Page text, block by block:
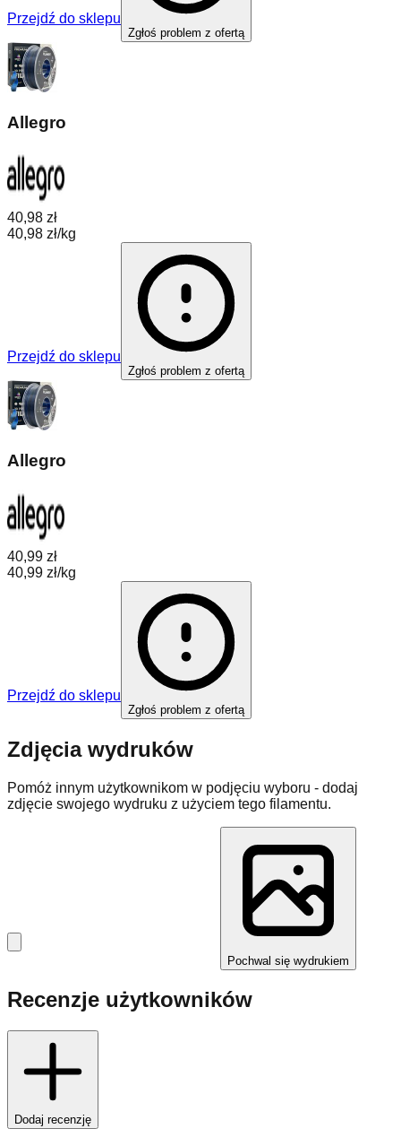
Przejdź do sklepu
Zgłoś problem z ofertą
Allegro
40,98 zł
40,98 zł/kg
Przejdź do sklepu
Zgłoś problem z ofertą
Allegro
40,99 zł
40,99 zł/kg
Przejdź do sklepu
Zgłoś problem z ofertą
Zdjęcia wydruków
Pomóż innym użytkownikom w podjęciu wyboru - dodaj
zdjęcie swojego wydruku z użyciem tego filamentu.
Pochwal się wydrukiem
Recenzje użytkowników
Dodaj recenzję